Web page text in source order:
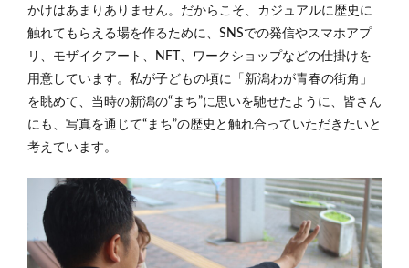
かけはあまりありません。だからこそ、カジュアルに歴史に
触れてもらえる場を作るために、SNSでの発信やスマホアプ
リ、モザイクアート、NFT、ワークショップなどの仕掛けを
用意しています。私が子どもの頃に「新潟わが青春の街角」
を眺めて、当時の新潟の“まち”に思いを馳せたように、皆さん
にも、写真を通じて“まち”の歴史と触れ合っていただきたいと
考えています。